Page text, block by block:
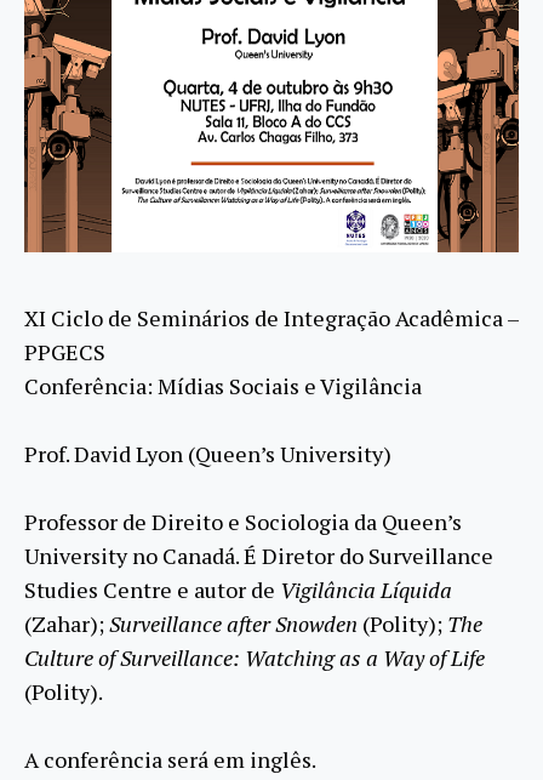
XI Ciclo de Seminários de Integração Acadêmica –
PPGECS
Conferência: Mídias Sociais e Vigilância
Prof. David Lyon (Queen’s University)
Professor de Direito e Sociologia da Queen’s
University no Canadá. É Diretor do Surveillance
Studies Centre e autor de Vigilância Líquida
(Zahar);SurveillanceafterSnowden (Polity); The
CultureofSurveillance: Watchingas a WayofLife
(Polity).
A conferência será em inglês.